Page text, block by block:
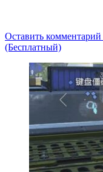
Оставить комментарий
(Бесплатный)